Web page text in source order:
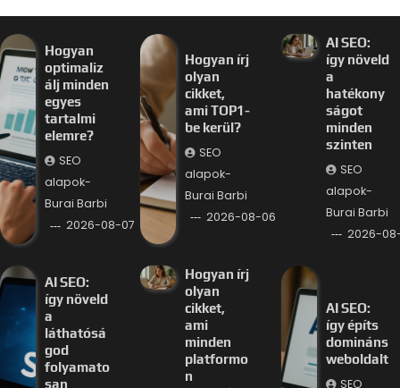
Hogyan
optimaliz
álj minden
egyes
tartalmi
elemre?
SEO
alapok-
Burai Barbi
2026-08-07
Hogyan írj
olyan
cikket,
ami TOP1-
be kerül?
SEO
alapok-
Burai Barbi
2026-08-06
AI SEO:
így növeld
a
hatékony
ságot
minden
szinten
SEO
alapok-
Burai Barbi
2026-
AI SEO:
így növeld
a
láthatósá
god
folyamato
san
Hogyan írj
olyan
cikket,
ami
minden
platformo
n
AI SEO:
így építs
domináns
weboldalt
SEO